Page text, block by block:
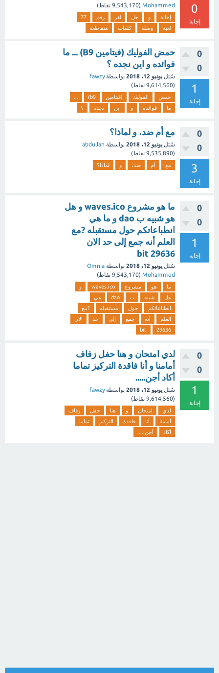
0
إجابة
Mohammed
(
9,543,170 نقاط)
إجابة و حل لغز رقم
77
لعبة
وصلة كلمات متقاطعة
0
0
1
إجابة
حمض الفوليك (فيتامين B9) ... ما
فوائده و اين نجده ؟
سُئل يونيو 12، 2018 بواسطةfawzy
(
9,614,560 نقاط)
حمض الفوليك (فيتامين b9)
...
ما
فوائده و اين نجده ؟
0
0
3
إجابة
مع أم ضد، و لماذا؟
سُئل يونيو 12، 2018 بواسطة abdullah
(
9,535,890 نقاط)
مع أم ضد، و لماذا؟
0
0
1
إجابة
ما هو مشروع waves.ico و هل
هو شبيه ب dao و ما هي
انطباعاتكم حول مستقبله ?مع
العلم أنه جمع إلى حد الان
29636 bit
سُئل يونيو 12، 2018 بواسطة Omnia
Mohammed
(
9,543,170 نقاط)
ما هو مشروع waves.ico
و
هل
شبيه ب dao
هي
انطباعاتكم
حول مستقبله
?مع
العلم
أنه جمع إلى حد
الان
29636
bit
0
0
1
إجابة
لدي امتحان و هنا حفل زفاف
أمامنا و أنا فاقدة التركيز تماما
أكاد أجن.....
سُئل يونيو 12، 2018 بواسطةfawzy
(
9,614,560 نقاط)
لدي امتحان و هنا حفل
زفاف
أمامنا
أنا فاقدة التركيز
تماما
أكاد
أجن.....